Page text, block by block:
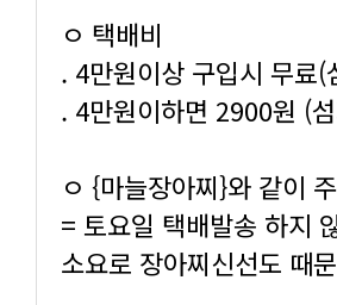
ㅇ 택배비
. 4만원이상 구입시 무료
. 4만원이하면 2900원 (
ㅇ {마늘장아찌}와 같이
소요로 장아찌신선도 때